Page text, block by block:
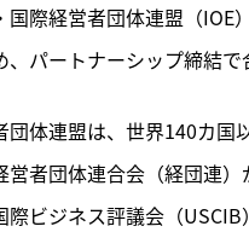
国際経営者団体連盟（IOE
パートナーシップ締結で
体連盟は、世界140カ国
営者団体連合会（経団連
際ビジネス評議会（